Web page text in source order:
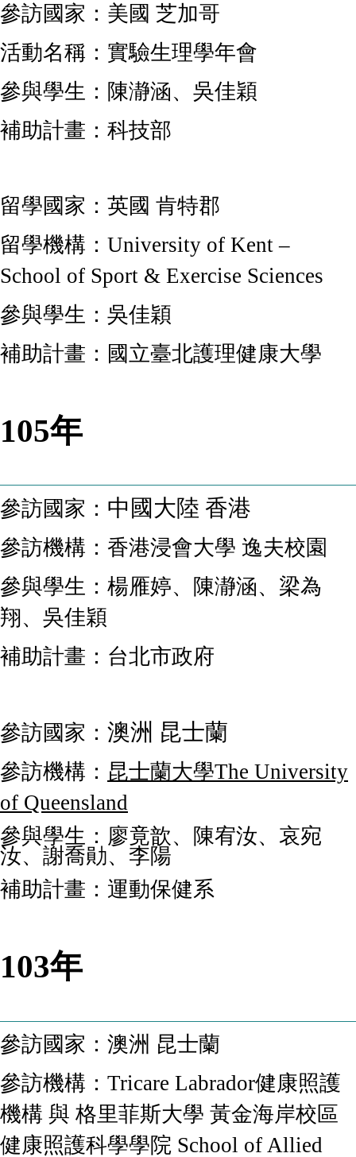
參訪國家：美國 芝加哥
活動名稱：實驗生理學年會
參與學生：陳瀞涵、吳佳穎
補助計畫：科技部
留學國家：英國 肯特郡
留學機構： University of Kent –
School of Sport & Exercise Sciences
參與學生：吳佳穎
補助計畫：國立臺北護理健康大學
105年
參訪國家： 中國大陸 香港
參訪機構： 香港浸會大學 逸夫校園
參與學生：楊雁婷、陳瀞涵、梁為
翔、吳佳穎
補助計畫：台北市政府
參訪國家： 澳洲 昆士蘭
參訪機構： 昆士蘭大學The University
of Queensland
參與學生：廖竟歆、陳宥汝、哀宛
汝、謝喬勛、李陽
補助計畫：運動保健系
103年
參訪國家：澳洲 昆士蘭
參訪機構： Tricare Labrador健康照護
機構 與 格里菲斯大學 黃金海岸校區
健康照護科學學院 School of Allied